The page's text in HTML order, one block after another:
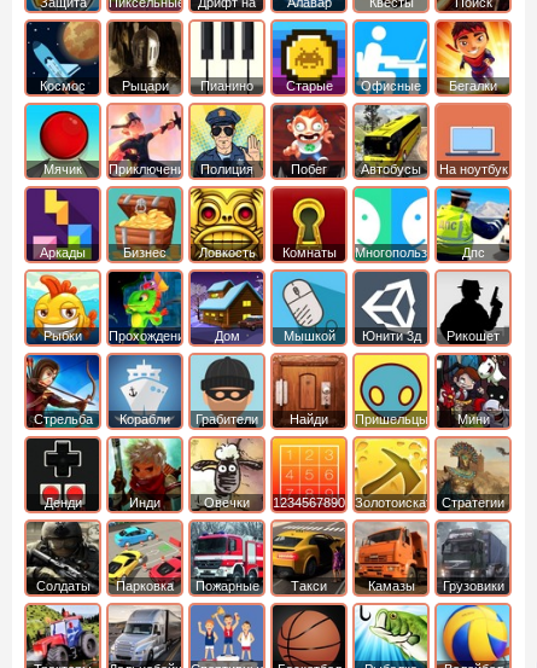
королевства
машинах
предметов
Космос Рыцари Пианино Старые Офисные Бегалки
Мячик Приключения Полиция Побег Автобусы На ноутбук
Аркады
Бизнес
симуляторы
Ловкость Комнаты Многопользовательские
Дпс
Рыбки Прохождение Дом Мышкой Юнити 3д Рикошет
Cтрельба
из лука
Корабли Грабители
Найди
выход
Пришельцы Мини
Денди Инди
Овечки
идут домой
1234567890 ЗолотоискательСтратегии
Солдаты
Парковка
машин
Пожарные
машины
Такси Камазы Грузовики